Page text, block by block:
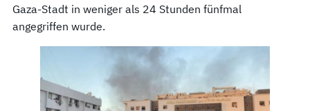
Gaza-Stadt in weniger als 24 Stunden fünfmal
angegriffen wurde.